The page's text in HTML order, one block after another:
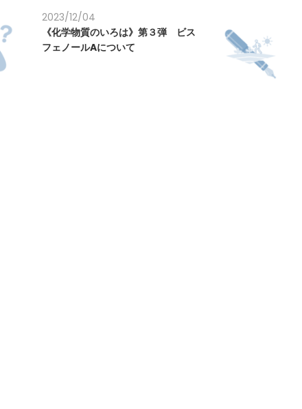
2023/12/04
《化学物質のいろは》第３弾 ビス
フェノールAについて